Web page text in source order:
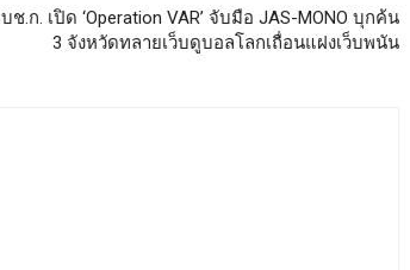
บช.ก. เปิด ‘Operation VAR’ จับมือ JAS-MONO บุกค้น
3 จังหวัดทลายเว็บดูบอลโลกเถื่อนแฝงเว็บพนัน